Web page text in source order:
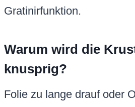
Gratinirfunktion.
Warum wird die
knusprig?
Folie zu lange drauf oder